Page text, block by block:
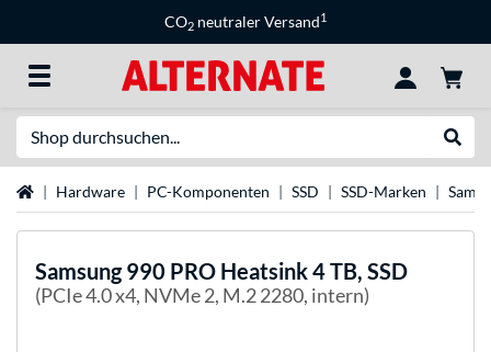
CO2 neutraler Versand1
StartseiteHardware PC-Komponenten SSD SSD-Marken
Samsung 990 PRO Heatsink 4 TB, SSD
(PCIe 4.0 x4, NVMe 2, M.2 2280, intern)